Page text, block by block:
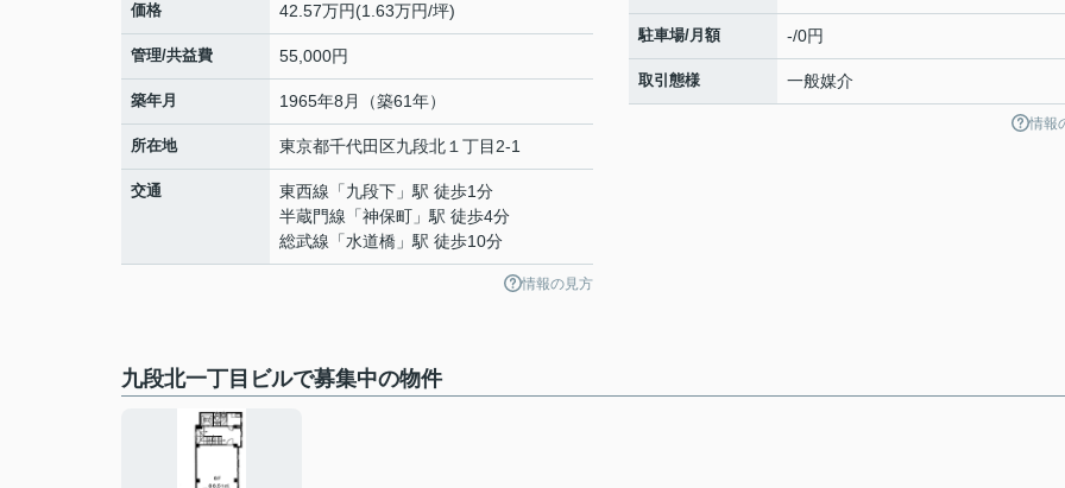
価格 42.57万円(1.63万円/坪)
管理/共益費 55,000円
築年月 1965年8月（築61年）
所在地 東京都千代田区九段北 １丁目2-1
交通 東西線 「九段下 」駅 徒歩1分
半蔵門線 「神保町 」駅 徒歩4分
総武線 「水道橋 」駅 徒歩10分
情報の見方
駐車場/月額 -/0円
取引態様 一般媒介
情報
九段北一丁目ビルで募集中の物件